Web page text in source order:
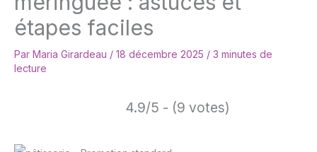
étapes faciles
Par Maria Girardeau / 18 décembre 2025 / 3 minutes de
lecture
4.9/5 - (9 votes)